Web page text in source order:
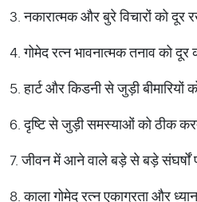
3. नकारात्मक और बुरे विचारों को दूर
4. गोमेद रत्न भावनात्मक तनाव को दूर
5. हार्ट और किडनी से जुड़ी बीमारियों
6. दृष्टि से जुड़ी समस्याओं को ठीक
7. जीवन में आने वाले बड़े से बड़े संघर्षों
8. काला गोमेद रत्न एकाग्रता और